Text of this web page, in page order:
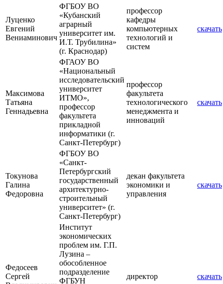
Луценко
Евгений
Вениаминович
ФГБОУ ВО
«Кубанский
аграрный
университет им.
И.Т. Трубилина»
(г. Краснодар)
профессор
кафедры
компьютерных
технологий и
систем
скачать
Максимова
Татьяна
Геннадьевна
ФГАОУ ВО
«Национальный
исследовательский
университет
ИТМО»,
профессор
факультета
прикладной
информатики (г.
Санкт-Петербург)
профессор
факультета
технологического
менеджмента и
инноваций
скачать
Токунова
Галина
Федоровна
ФГБОУ ВО
«Санкт-
Петербургский
государственный
архитектурно-
строительный
университет» (г.
Санкт-Петербург)
декан факультета
экономики и
управления
скачать
Федосеев
Сергей
Институт
экономических
проблем им. Г.П.
Лузина –
обособленное
подразделение
ФГБУН
директор скачать